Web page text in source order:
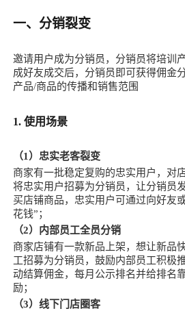
一、分销裂变
邀请用户成为分销员，分销员将培训
成好友成交后，分销员即可获得佣金
产品/商品的传播和销售范围
1. 使用场景
（1）忠实老客裂变
商家有一批稳定复购的忠实用户，对
将忠实用户招募为分销员，让分销员
买店铺商品，忠实用户可通过向好友
花钱”；
（2）内部员工全员分销
商家店铺有一款新品上架，想让新品
工招募为分销员，鼓励内部员工积极
动结算佣金，每月公示排名并给排名
励；
（3）线下门店圈客